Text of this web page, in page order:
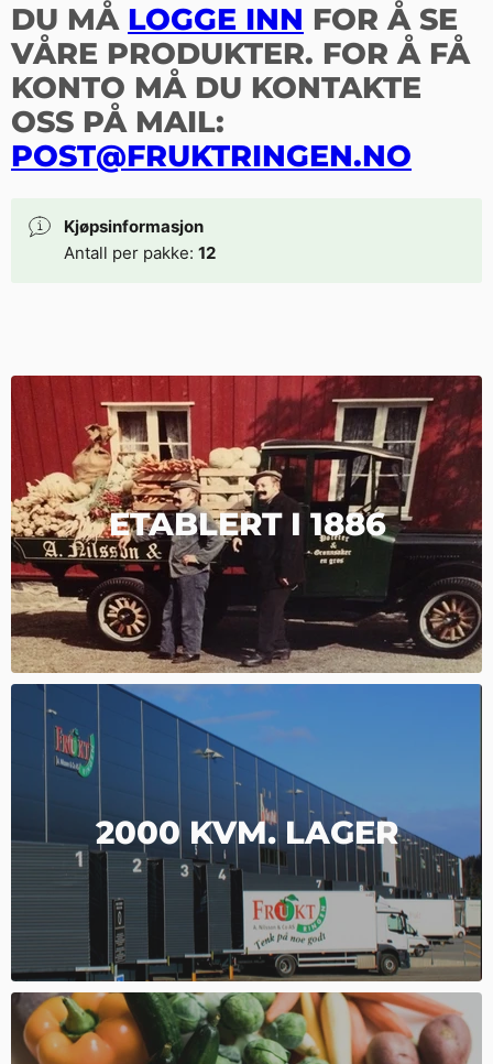
DU MÅ LOGGE INN FOR Å SE
VÅRE PRODUKTER. FOR Å FÅ
KONTO MÅ DU KONTAKTE
OSS PÅ MAIL:
POST@FRUKTRINGEN.NO
Kjøpsinformasjon
Antall per pakke: 12
ETABLERT I 1886
2000 KVM. LAGER